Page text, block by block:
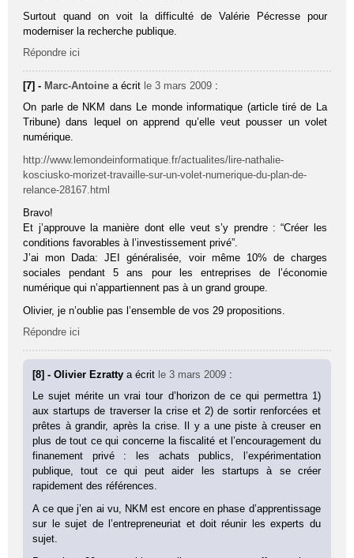
Surtout quand on voit la difficulté de Valérie Pécresse pour
moderniser la recherche publique.
Répondre ici
[7] - Marc-Antoine a écrit le 3 mars 2009 :
On parle de NKM dans Le monde informatique (article tiré de La
Tribune) dans lequel on apprend qu’elle veut pousser un volet
numérique.
http://www.lemondeinformatique.fr/actualites/lire-nathalie-
kosciusko-morizet-travaille-sur-un-volet-numerique-du-plan-de-
relance-28167.html
Bravo!
Et j’approuve la manière dont elle veut s’y prendre : “Créer les
conditions favorables à l’investissement privé”.
J’ai mon Dada: JEI généralisée, voir même 10% de charges
sociales pendant 5 ans pour les entreprises de l’économie
numérique qui n’appartiennent pas à un grand groupe.
Olivier, je n’oublie pas l’ensemble de vos 29 propositions.
Répondre ici
[8] - Olivier Ezrattya écrit le 3 mars 2009 :
Le sujet mérite un vrai tour d’horizon de ce qui permettra 1)
aux startups de traverser la crise et 2) de sortir renforcées et
prêtes à grandir, après la crise. Il y a une piste à creuser en
plus de tout ce qui concerne la fiscalité et l’encouragement du
finanement privé : les achats publics, l’expérimentation
publique, tout ce qui peut aider les startups à se créer
rapidement des références.
A ce que j’en ai vu, NKM est encore en phase d’apprentissage
sur le sujet de l’entrepreneuriat et doit réunir les experts du
sujet.